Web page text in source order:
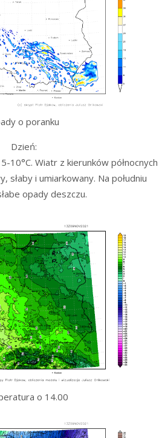
o poranku
Dzień:
10°C. Wiatr z kierunków północnych
słaby i umiarkowany. Na południu
opady deszczu.
o 14.00